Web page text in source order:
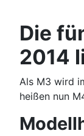
Die
2014
Als M3 wird
heißen nun